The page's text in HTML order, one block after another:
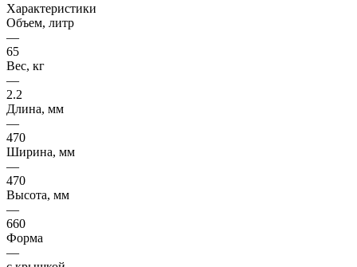
Характеристики
Объем, литр
—
65
Вес, кг
—
2.2
Длина, мм
—
470
Ширина, мм
—
470
Высота, мм
—
660
Форма
—